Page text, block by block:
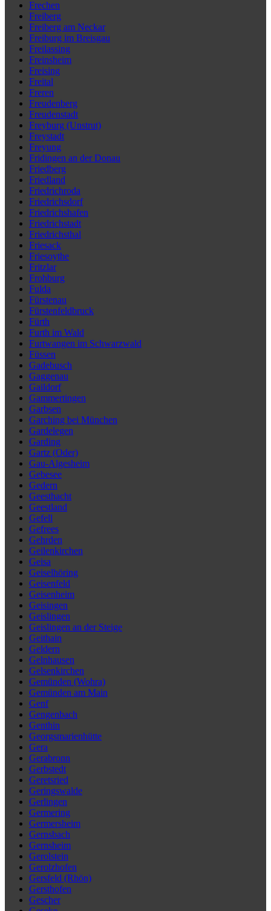
Frechen
Freiberg
Freiberg am Neckar
Freiburg im Breisgau
Freilassing
Freinsheim
Freising
Freital
Freren
Freudenberg
Freudenstadt
Freyburg (Unstrut)
Freystadt
Freyung
Fridingen an der Donau
Friedberg
Friedland
Friedrichroda
Friedrichsdorf
Friedrichshafen
Friedrichstadt
Friedrichsthal
Friesack
Friesoythe
Fritzlar
Frohburg
Fulda
Fürstenau
Fürstenfeldbruck
Fürth
Furth im Wald
Furtwangen im Schwarzwald
Füssen
Gadebusch
Gaggenau
Gaildorf
Gammertingen
Garbsen
Garching bei München
Gardelegen
Garding
Gartz (Oder)
Gau-Algesheim
Gebesee
Gedern
Geesthacht
Geestland
Gefell
Gefrees
Gehrden
Geilenkirchen
Geisa
Geiselhöring
Geisenfeld
Geisenheim
Geisingen
Geislingen
Geislingen an der Steige
Geithain
Geldern
Gelnhausen
Gelsenkirchen
Gemünden (Wohra)
Gemünden am Main
Genf
Gengenbach
Genthin
Georgsmarienhütte
Gera
Gerabronn
Gerbstedt
Geretsried
Geringswalde
Gerlingen
Germering
Germersheim
Gernsbach
Gernsheim
Gerolstein
Gerolzhofen
Gersfeld (Rhön)
Gersthofen
Gescher